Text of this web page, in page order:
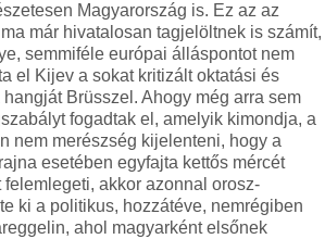
Magyarország is. Ez az az
már hivatalosan tagjelöltnek is számít,
semmiféle európai álláspontot nem
el Kijev a sokat kritizált oktatási és
Brüsszel. Ahogy még arra sem
fogadtak el, amelyik kimondja, a
nem merészség kijelenteni, hogy a
esetében egyfajta kettős mércét
akkor azonnal orosz-
ki a politikus, hozzátéve, nemrégiben
ahol magyarként elsőnek